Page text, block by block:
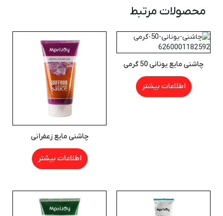
محصولات مرتبط
چاشنی مایع یونانی 50 گرمی
اطلاعات بیشتر
چاشنی مایع زعفرانی
اطلاعات بیشتر